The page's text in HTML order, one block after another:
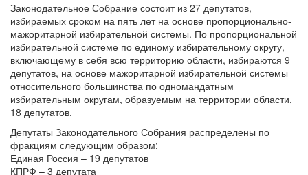
Законодательное Собрание состоит из 27 депутатов,
избираемых сроком на пять лет на основе пропорционально-
мажоритарной избирательной системы. По пропорциональной
избирательной системе по единому избирательному округу,
включающему в себя всю территорию области, избираются 9
депутатов, на основе мажоритарной избирательной системы
относительного большинства по одномандатным
избирательным округам, образуемым на территории области,
18 депутатов.
Депутаты Законодательного Собрания распределены по
фракциям следующим образом:
Единая Россия – 19 депутатов
КПРФ – 3 депутата